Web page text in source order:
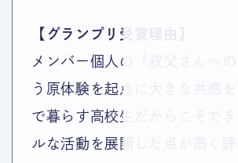
【グランプリ受賞理由】
メンバー個人の「叔父さんへの
う原体験を起点に大きな共感を
で暮らす高校生だからこそでき
ルな活動を展開した点が高く評